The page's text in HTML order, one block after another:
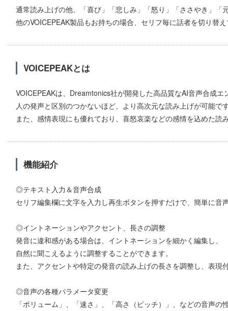
通常読み上げの他、「喜び」「悲しみ」「怒り」「ささやき」「
他のVOICEPEAK製品もお持ちの場合、セリフ毎に話者を切り替
VOICEPEAKとは
VOICEPEAKは、Dreamtonics社が開発した高品質なAI音声合成エ
人の発声と区別のつかないほど、より高次元な読み上げが可能で
また、感情表現にも優れており、喜怒哀楽などの感情を込めた読
機能紹介
◎テキスト入力＆音声合成
セリフ編集欄に文字を入力し再生ボタンを押すだけで、簡単に音
◎イントネーションやアクセント、長さの調整
発音に違和感がある場合は、イントネーションを細かく編集し、
自然に聞こえるように調整することができます。
また、アクセントや特定の発音の読み上げの長さを調整し、表現
◎音声の各種パラメータ変更
「ボリューム」、「速さ」、「高さ（ピッチ）」、などの音声の